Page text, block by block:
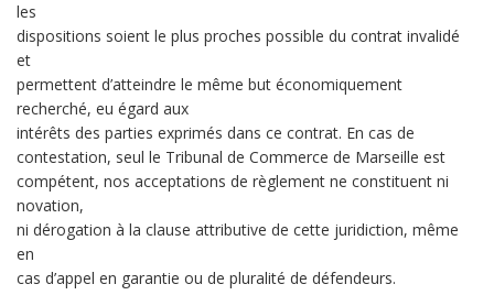
les
dispositions soient le plus proches possible du contrat invalidé
et
permettent d’atteindre le même but économiquement
recherché, eu égard aux
intérêts des parties exprimés dans ce contrat. En cas de
contestation, seul le Tribunal de Commerce de Marseille est
compétent, nos acceptations de règlement ne constituent ni
novation,
ni dérogation à la clause attributive de cette juridiction, même
en
cas d’appel en garantie ou de pluralité de défendeurs.